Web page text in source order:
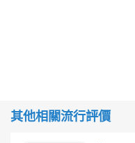
其他相關流行評價